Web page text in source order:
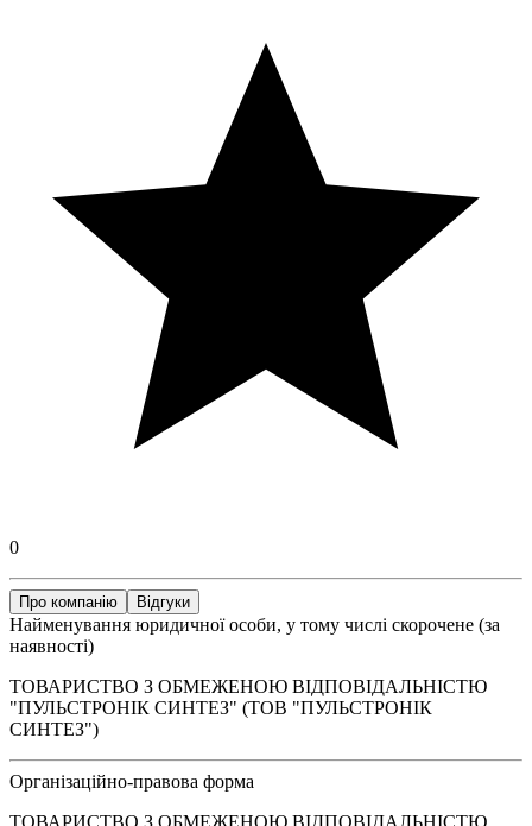
0
Про компанію Відгуки
Найменування юридичної особи, у тому числі скорочене (за
наявності)
ТОВАРИСТВО З ОБМЕЖЕНОЮ ВІДПОВІДАЛЬНІСТЮ
"ПУЛЬСТРОНІК СИНТЕЗ" (ТОВ "ПУЛЬСТРОНІК
СИНТЕЗ")
Організаційно-правова форма
ТОВАРИСТВО З ОБМЕЖЕНОЮ ВІДПОВІДАЛЬНІСТЮ